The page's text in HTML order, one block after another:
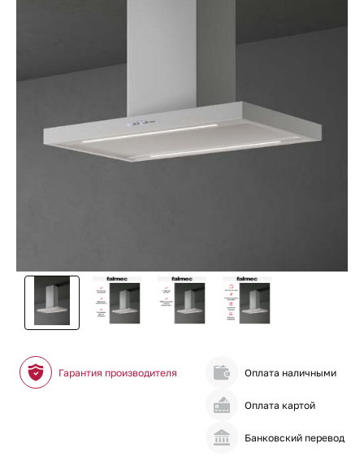
Гарантия производителя Оплата наличными
Оплата картой
Банковский перевод